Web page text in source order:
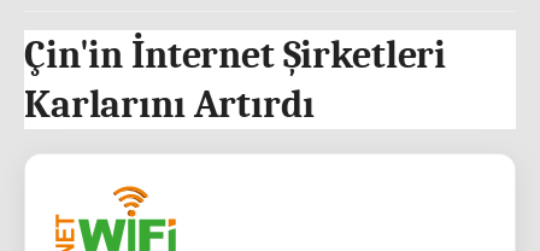
Çin'in İnternet Şirketleri
Karlarını Artırdı